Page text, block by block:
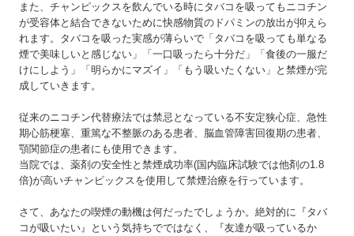
また、チャンピックスを飲んでいる時にタバコを吸ってもニコチン
が受容体と結合できないために快感物質のドパミンの放出が抑えら
れます。タバコを吸った実感が薄らいで「タバコを吸っても単なる
煙で美味しいと感じない」「一口吸ったら十分だ」「食後の一服だ
けにしよう」「明らかにマズイ」「もう吸いたくない」と禁煙が完
成していきます。
従来のニコチン代替療法では禁忌となっている不安定狭心症、急性
期心筋梗塞、重篤な不整脈のある患者、脳血管障害回復期の患者、
顎関節症の患者にも使用できます。
当院では、薬剤の安全性と禁煙成功率(国内臨床試験では他剤の1.8
倍)が高いチャンピックスを使用して禁煙治療を行っています。
さて、あなたの喫煙の動機は何だったでしょうか。絶対的に『タバ
コが吸いたい』という気持ちでではなく、『友達が吸っているか